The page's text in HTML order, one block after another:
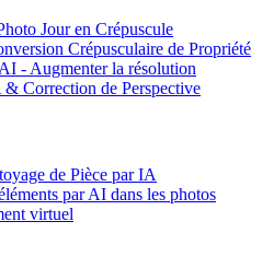
Jour en Crépuscule
Crépusculaire de Propriété
- Augmenter la résolution
Correction de Perspective
de Pièce par IA
par AI dans les photos
virtuel